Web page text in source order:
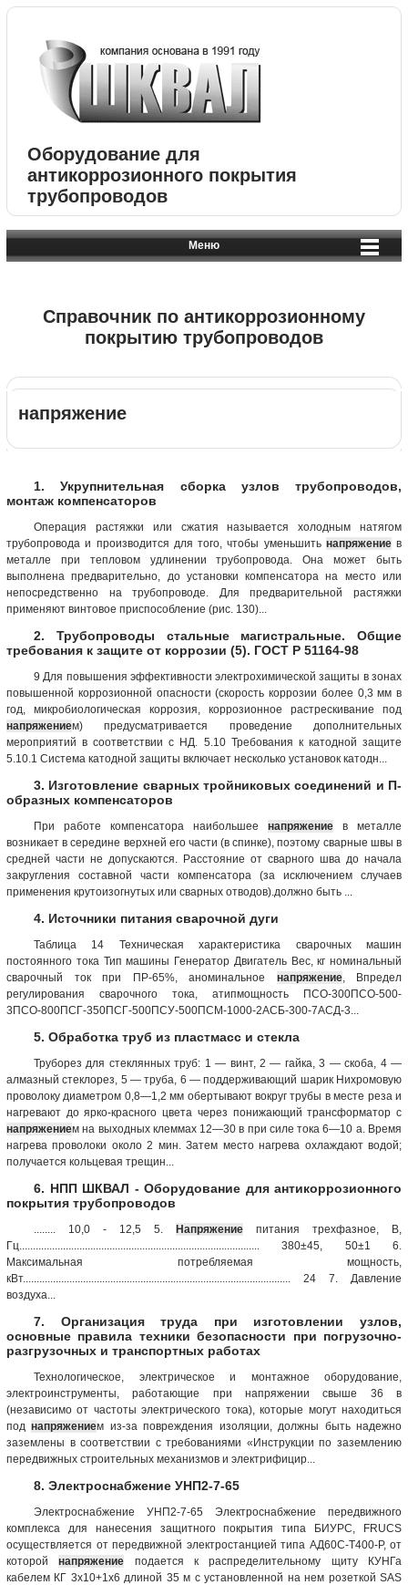
Оборудование для
антикоррозионного покрытия
трубопроводов
Меню
Справочник по антикоррозионному
покрытию трубопроводов
напряжение
1. Укрупнительная сборка узлов трубопроводов,
монтаж компенсаторов
Операция растяжки или сжатия называется холодным натягом
трубопровода и производится для того, чтобы уменьшить напряжениев
металле при тепловом удлинении трубопровода. Она может быть
выполнена предварительно, до установки компенсатора на место или
непосредственно на трубопроводе. Для предварительной растяжки
применяют винтовое приспособление (рис. 130)...
2. Трубопроводы стальные магистральные. Общие
требования к защите от коррозии (5). ГОСТ Р 51164-98
9 Для повышения эффективности электрохимической защиты в зонах
повышенной коррозионной опасности (скорость коррозии более 0,3 мм в
год, микробиологическая коррозия, коррозионное растрескивание под
напряжением) предусматривается проведение дополнительных
мероприятий в соответствии с НД. 5.10 Требования к катодной защите
5.10.1 Система катодной защиты включает несколько установок катодн...
3. Изготовление сварных тройниковых соединений и П-
образных компенсаторов
При работе компенсатора наибольшее напряжение в металле
возникает в середине верхней его части (в спинке), поэтому сварные швы в
средней части не допускаются. Расстояние от сварного шва до начала
закругления составной части компенсатора (за исключением случаев
применения крутоизогнутых или сварных отводов).должно быть ...
4. Источники питания сварочной дуги
Таблица 14 Техническая характеристика сварочных машин
постоянного тока Тип машины Генератор Двигатель Вес, кг номинальный
сварочный ток при ПР-65%, аноминальное напряжение, Впредел
регулирования сварочного тока, атипмощность ПСО-300ПСО-500-
3ПСО-800ПСГ-350ПСГ-500ПСУ-500ПСМ-1000-2АСБ-300-7АСД-3...
5. Обработка труб из пластмасс и стекла
Труборез для стеклянных труб: 1 — винт, 2 — гайка, 3 — скоба, 4 —
алмазный стеклорез, 5 — труба, 6 — поддерживающий шарик Нихромовую
проволоку диаметром 0,8—1,2 мм обертывают вокруг трубы в месте реза и
нагревают до ярко-красного цвета через понижающий трансформатор с
напряжением на выходных клеммах 12—30 в при силе тока 6—10 а. Время
нагрева проволоки около 2 мин. Затем место нагрева охлаждают водой;
получается кольцевая трещин...
6. НПП ШКВАЛ - Оборудование для антикоррозионного
покрытия трубопроводов
........ 10,0 - 12,5 5. Напряжение питания трехфазное, В,
Гц........................................................................................ 380±45, 50±1 6.
Максимальная потребляемая мощность,
кВт.................................................................................................. 24 7. Давление
воздуха...
7. Организация труда при изготовлении узлов,
основные правила техники безопасности при погрузочно-
разгрузочных и транспортных работах
Технологическое, электрическое и монтажное оборудование,
электроинструменты, работающие при напряжении свыше 36 в
(независимо от частоты электрического тока), которые могут находиться
поднапряжением из-за повреждения изоляции, должны быть надежно
заземлены в соответствии с требованиями «Инструкции по заземлению
передвижных строительных механизмов и электрифицир...
8. Электроснабжение УНП2-7-65
Электроснабжение УНП2-7-65 Электроснабжение передвижного
комплекса для нанесения защитного покрытия типа БИУРС, FRUCS
осуществляется от передвижной электростанцией типа АД60С-Т400-Р, от
которойнапряжение подается к распределительному щиту КУНГа
кабелем КГ 3х10+1х6 длиной 35 м с установленной на нем розеткой SAS